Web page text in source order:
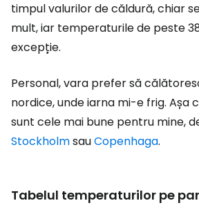
timpul valurilor de căldură, chiar
mult, iar temperaturile de peste
excepție.
Personal, vara prefer să
nordice, unde iarna mi-e frig. Așa
sunt cele mai bune pentru mine,
StockholmsauCopenhaga.
Tabelul temperaturilor pe